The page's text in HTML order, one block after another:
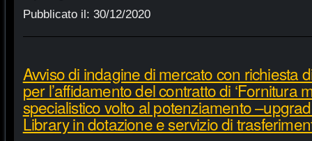
Pubblicato il: 30/12/2020
Avviso di indagine di mercato con richiesta
per l’affidamento del contratto di ‘Fornitura
specialistico volto al potenziamento
Library in dotazione e servizio di